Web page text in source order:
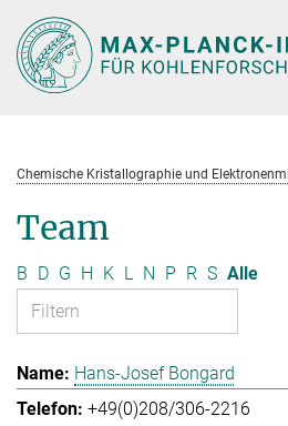
Hauptinhalt
Chemische Kristallographie und
Team
B D G H K L N P R S Alle
Hans-Josef Bongard
+49(0)208/306-2216